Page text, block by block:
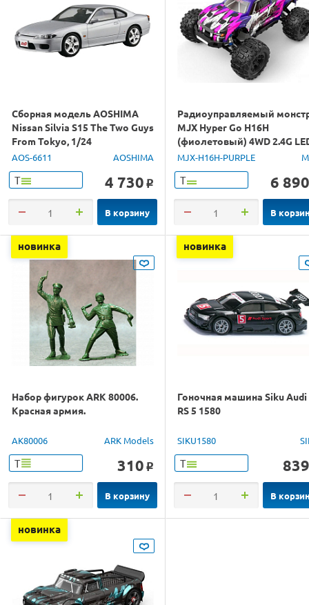
Сборная модель AOSHIMA
Nissan Silvia S15 The Two Guys
From Tokyo, 1/24
AOS-6611 AOSHIMA
Т 4 730 o
В корзину
Радиоуправляемый
MJX Hyper Go H16H
(фиолетовый) 4WD 2.4G
GPS 1/16 RTR
MJX-H16H-PURPLE
Т 6 890
В
новинка
Набор фигурок ARK 80006.
Красная армия.
AK80006 ARK Models
Т 310 o
В корзину
новинка
Гоночная машина Siku Audi
RS 5 1580
SIKU1580
Т 839
В
новинка